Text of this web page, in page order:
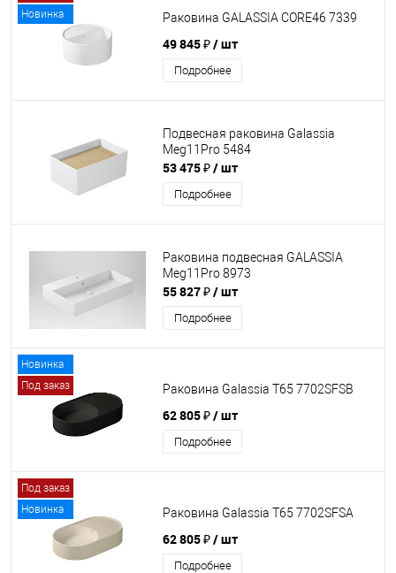
Новинка
Раковина GALASSIA CORE46 7339
49 845 ₽/ шт
Подробнее
Подвесная раковина Galassia
Meg11Pro 5484
53 475 ₽/ шт
Подробнее
Раковина подвесная GALASSIA
Meg11Pro 8973
55 827 ₽/ шт
Подробнее
Новинка
Под заказ
Раковина Galassia T65 7702SFSB
62 805 ₽/ шт
Подробнее
Под заказ
Новинка
Раковина Galassia T65 7702SFSA
62 805 ₽/ шт
Подробнее